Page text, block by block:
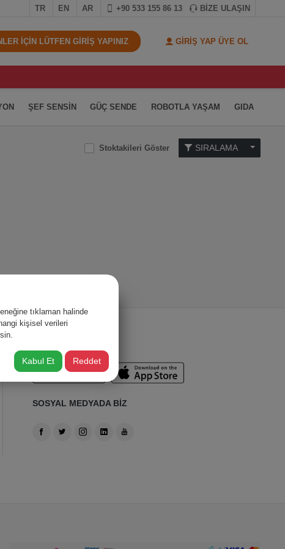
TR EN AR +90 533 155 86 13 BİZE ULAŞIN
İÇİN LÜTFEN GİRİŞ YAPINIZ GİRİŞ YAP ÜYE OL
ŞEF SENSİN GÜÇ SENDE ROBOTLA YAŞAM GIDA
Stoktakileri Göster
SOSYAL MEDYADA BİZ
tıklaman halinde
kişisel verileri
Kabul Et Reddet